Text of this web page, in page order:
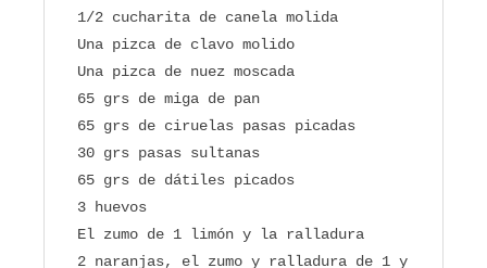
1/2 cucharita de canela molida
Una pizca de clavo molido
Una pizca de nuez moscada
65 grs de miga de pan
65 grs de ciruelas pasas picadas
30 grs pasas sultanas
65 grs de dátiles picados
3 huevos
El zumo de 1 limón y la ralladura
2 naranjas, el zumo y ralladura de 1 y